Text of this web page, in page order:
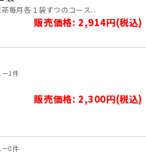
毎月各１袋ずつのコース..
販売価格: 2,914円(税込)
ー1件
販売価格: 2,300円(税込)
ー0件